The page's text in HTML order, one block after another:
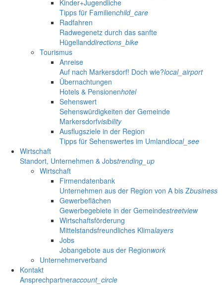
Kinder+Jugendliche
Tipps für Familienchild_care
Radfahren
Radwegenetz durch das sanfte
Hügellanddirections_bike
Tourismus
Anreise
Auf nach Markersdorf! Doch wie?local_airport
Übernachtungen
Hotels & Pensionenhotel
Sehenswert
Sehenswürdigkeiten der Gemeinde
Markersdorfvisibility
Ausflugsziele in der Region
Tipps für Sehenswertes im Umlandlocal_see
Wirtschaft
Standort, Unternehmen & Jobstrending_up
Wirtschaft
Firmendatenbank
Unternehmen aus der Region von A bis Zbusiness
Gewerbeflächen
Gewerbegebiete in der Gemeindestreetview
Wirtschaftsförderung
Mittelstandsfreundliches Klimalayers
Jobs
Jobangebote aus der Regionwork
Unternehmerverband
Kontakt
Ansprechpartneraccount_circle